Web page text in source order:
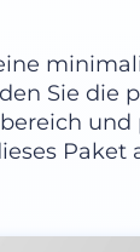
Sie die
und
Paket